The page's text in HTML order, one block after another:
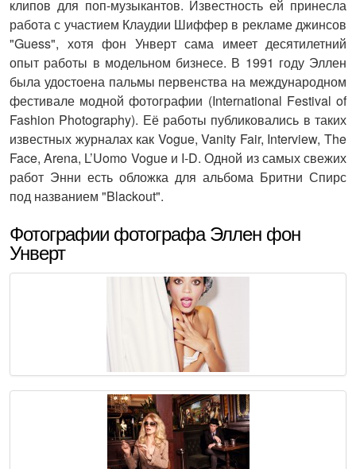
клипов для поп-музыкантов. Известность ей принесла
работа с участием Клаудии Шиффер в рекламе джинсов
"Guess", хотя фон Унверт сама имеет десятилетний
опыт работы в модельном бизнесе. В 1991 году Эллен
была удостоена пальмы первенства на международном
фестивале модной фотографии (International Festival of
Fashion Photography). Её работы публиковались в таких
известных журналах как Vogue, Vanity Fair, Interview, The
Face, Arena, L’Uomo Vogue и I-D. Одной из самых свежих
работ Энни есть обложка для альбома Бритни Спирс
под названием "Blackout".
Фотографии фотографа Эллен фон
Унверт